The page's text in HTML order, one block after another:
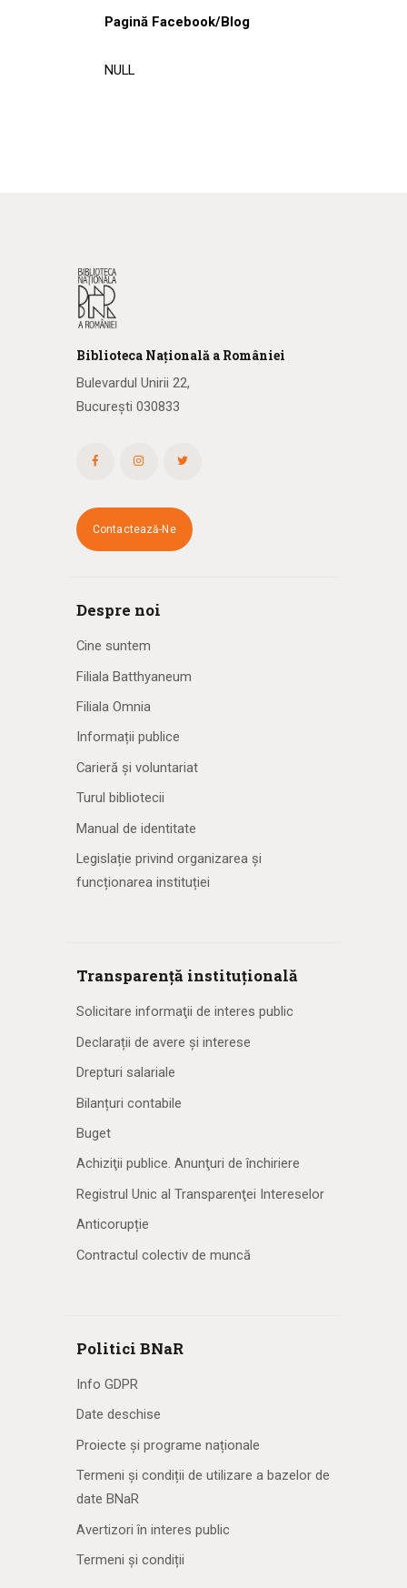
Pagină Facebook/Blog
NULL
Biblioteca Națională a României
Bulevardul Unirii 22,
București 030833
Contactează-Ne
Despre noi
Cine suntem
Filiala Batthyaneum
Filiala Omnia
Informații publice
Carieră și voluntariat
Turul bibliotecii
Manual de identitate
Legislație privind organizarea și
funcționarea instituției
Transparență instituțională
Solicitare informaţii de interes public
Declarații de avere și interese
Drepturi salariale
Bilanțuri contabile
Buget
Achiziţii publice. Anunţuri de închiriere
Registrul Unic al Transparenţei Intereselor
Anticorupție
Contractul colectiv de muncă
Politici BNaR
Info GDPR
Date deschise
Proiecte și programe naționale
Termeni și condiții de utilizare a bazelor de
date BNaR
Avertizori în interes public
Termeni și condiții